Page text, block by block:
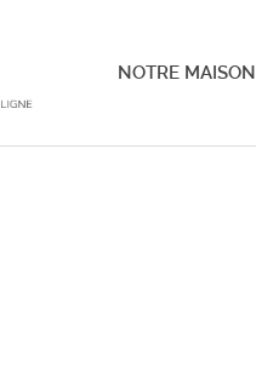
NOTRE MAISON